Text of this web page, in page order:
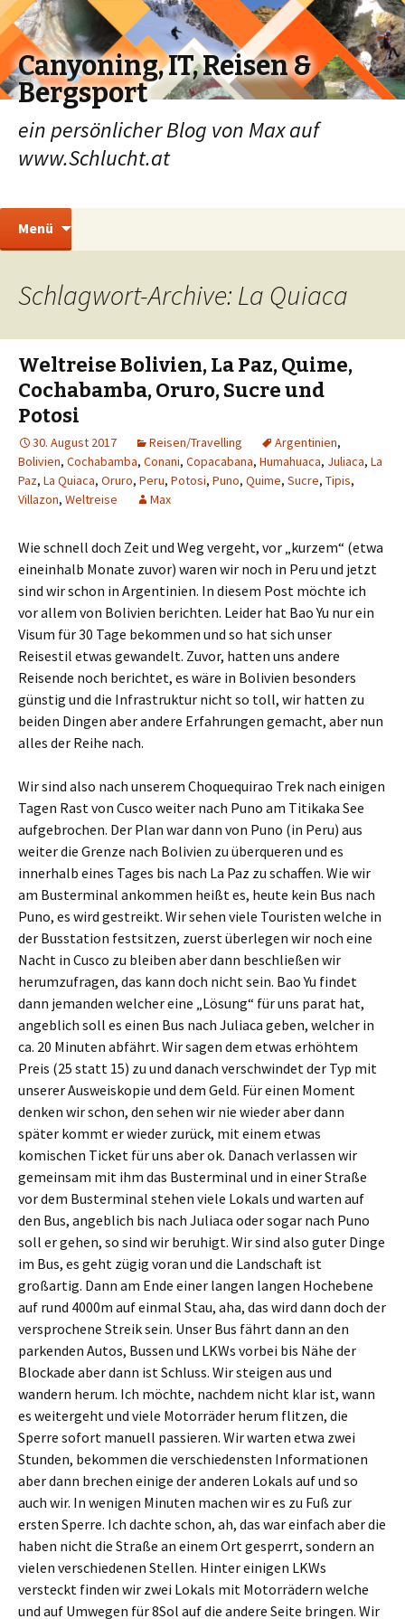
Canyoning, IT, Reisen &
Bergsport
ein persönlicher Blog von Max auf
www.Schlucht.at
Menü
Schlagwort-Archive: La Quiaca
Weltreise Bolivien, La Paz, Quime,
Cochabamba, Oruro, Sucre und
Potosi
30. August 2017 Reisen/Travelling Argentinien,
Bolivien, Cochabamba, Conani, Copacabana, Humahuaca, Juliaca, La
Paz, La Quiaca, Oruro, Peru, Potosi, Puno, Quime, Sucre, Tipis,
Villazon, Weltreise Max
Wie schnell doch Zeit und Weg vergeht, vor „kurzem“ (etwa
eineinhalb Monate zuvor) waren wir noch in Peru und jetzt
sind wir schon in Argentinien. In diesem Post möchte ich
vor allem von Bolivien berichten. Leider hat Bao Yu nur ein
Visum für 30 Tage bekommen und so hat sich unser
Reisestil etwas gewandelt. Zuvor, hatten uns andere
Reisende noch berichtet, es wäre in Bolivien besonders
günstig und die Infrastruktur nicht so toll, wir hatten zu
beiden Dingen aber andere Erfahrungen gemacht, aber nun
alles der Reihe nach.
Wir sind also nach unserem Choquequirao Trek nach einigen
Tagen Rast von Cusco weiter nach Puno am Titikaka See
aufgebrochen. Der Plan war dann von Puno (in Peru) aus
weiter die Grenze nach Bolivien zu überqueren und es
innerhalb eines Tages bis nach La Paz zu schaffen. Wie wir
am Busterminal ankommen heißt es, heute kein Bus nach
Puno, es wird gestreikt. Wir sehen viele Touristen welche in
der Busstation festsitzen, zuerst überlegen wir noch eine
Nacht in Cusco zu bleiben aber dann beschließen wir
herumzufragen, das kann doch nicht sein. Bao Yu findet
dann jemanden welcher eine „Lösung“ für uns parat hat,
angeblich soll es einen Bus nach Juliaca geben, welcher in
ca. 20 Minuten abfährt. Wir sagen dem etwas erhöhtem
Preis (25 statt 15) zu und danach verschwindet der Typ mit
unserer Ausweiskopie und dem Geld. Für einen Moment
denken wir schon, den sehen wir nie wieder aber dann
später kommt er wieder zurück, mit einem etwas
komischen Ticket für uns aber ok. Danach verlassen wir
gemeinsam mit ihm das Busterminal und in einer Straße
vor dem Busterminal stehen viele Lokals und warten auf
den Bus, angeblich bis nach Juliaca oder sogar nach Puno
soll er gehen, so sind wir beruhigt. Wir sind also guter Dinge
im Bus, es geht zügig voran und die Landschaft ist
großartig. Dann am Ende einer langen langen Hochebene
auf rund 4000m auf einmal Stau, aha, das wird dann doch der
versprochene Streik sein. Unser Bus fährt dann an den
parkenden Autos, Bussen und LKWs vorbei bis Nähe der
Blockade aber dann ist Schluss. Wir steigen aus und
wandern herum. Ich möchte, nachdem nicht klar ist, wann
es weitergeht und viele Motorräder herum flitzen, die
Sperre sofort manuell passieren. Wir warten etwa zwei
Stunden, bekommen die verschiedensten Informationen
aber dann brechen einige der anderen Lokals auf und so
auch wir. In wenigen Minuten machen wir es zu Fuß zur
ersten Sperre. Ich dachte schon, ah, das war einfach aber die
haben nicht die Straße an einem Ort gesperrt, sondern an
vielen verschiedenen Stellen. Hinter einigen LKWs
versteckt finden wir zwei Lokals mit Motorrädern welche
und auf Umwegen für 8Sol auf die andere Seite bringen. Wir